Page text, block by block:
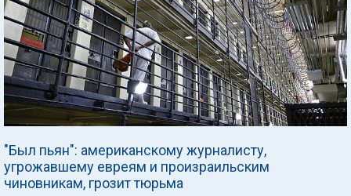
"Был пьян": американскому журналисту,
угрожавшему евреям и произраильским
чиновникам, грозит тюрьма